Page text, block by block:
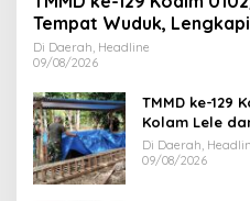
Tempat Wuduk,
MCK
Di Daerah, Headline
09/08/2026
TMMD ke-129
Kolam Lele
Di Daerah,
09/08/2026